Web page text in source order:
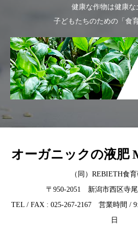
健康な作物は健康な
子どもたちのための「食
オーガニックの液肥
（同）REBIETH食
〒950-2051 新潟市西区寺
TEL / FAX : 025-267-2167 営業時間 /
日